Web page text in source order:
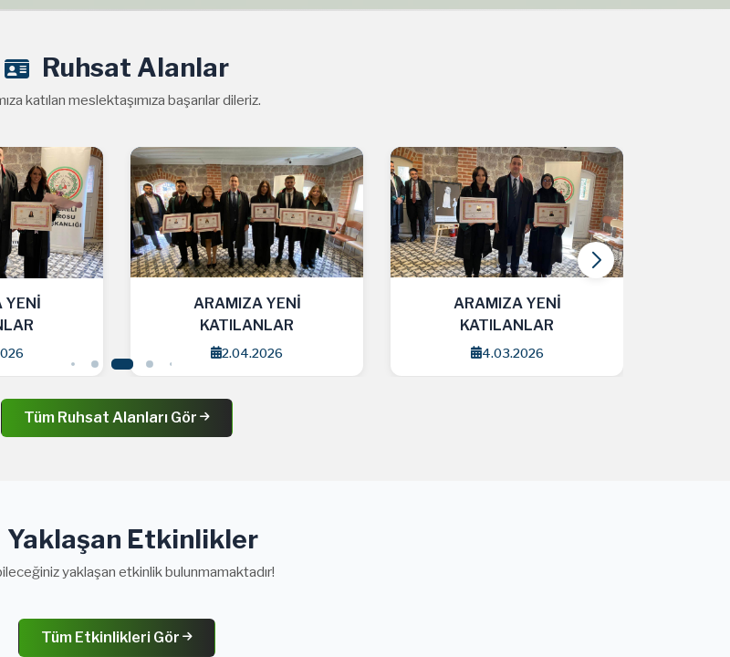
Ruhsat Alanlar
katılan meslektaşımıza başarılar dileriz.
YENİ
ARAMIZA YENİ
KATILANLAR
2.04.2026
ARAMIZA YENİ
KATILANLAR
4.03.2026
Tüm Ruhsat Alanları Gör
Yaklaşan Etkinlikler
yaklaşan etkinlik bulunmamaktadır!
Tüm Etkinlikleri Gör